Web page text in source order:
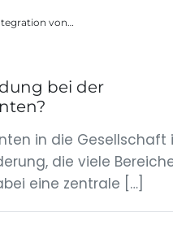
von…
bei der
in die Gesellschaft
die viele
eine zentrale […]